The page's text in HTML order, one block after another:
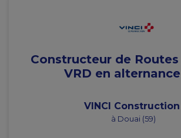
Constructeur de
VRD en
VINCI Construction
à Douai (59)